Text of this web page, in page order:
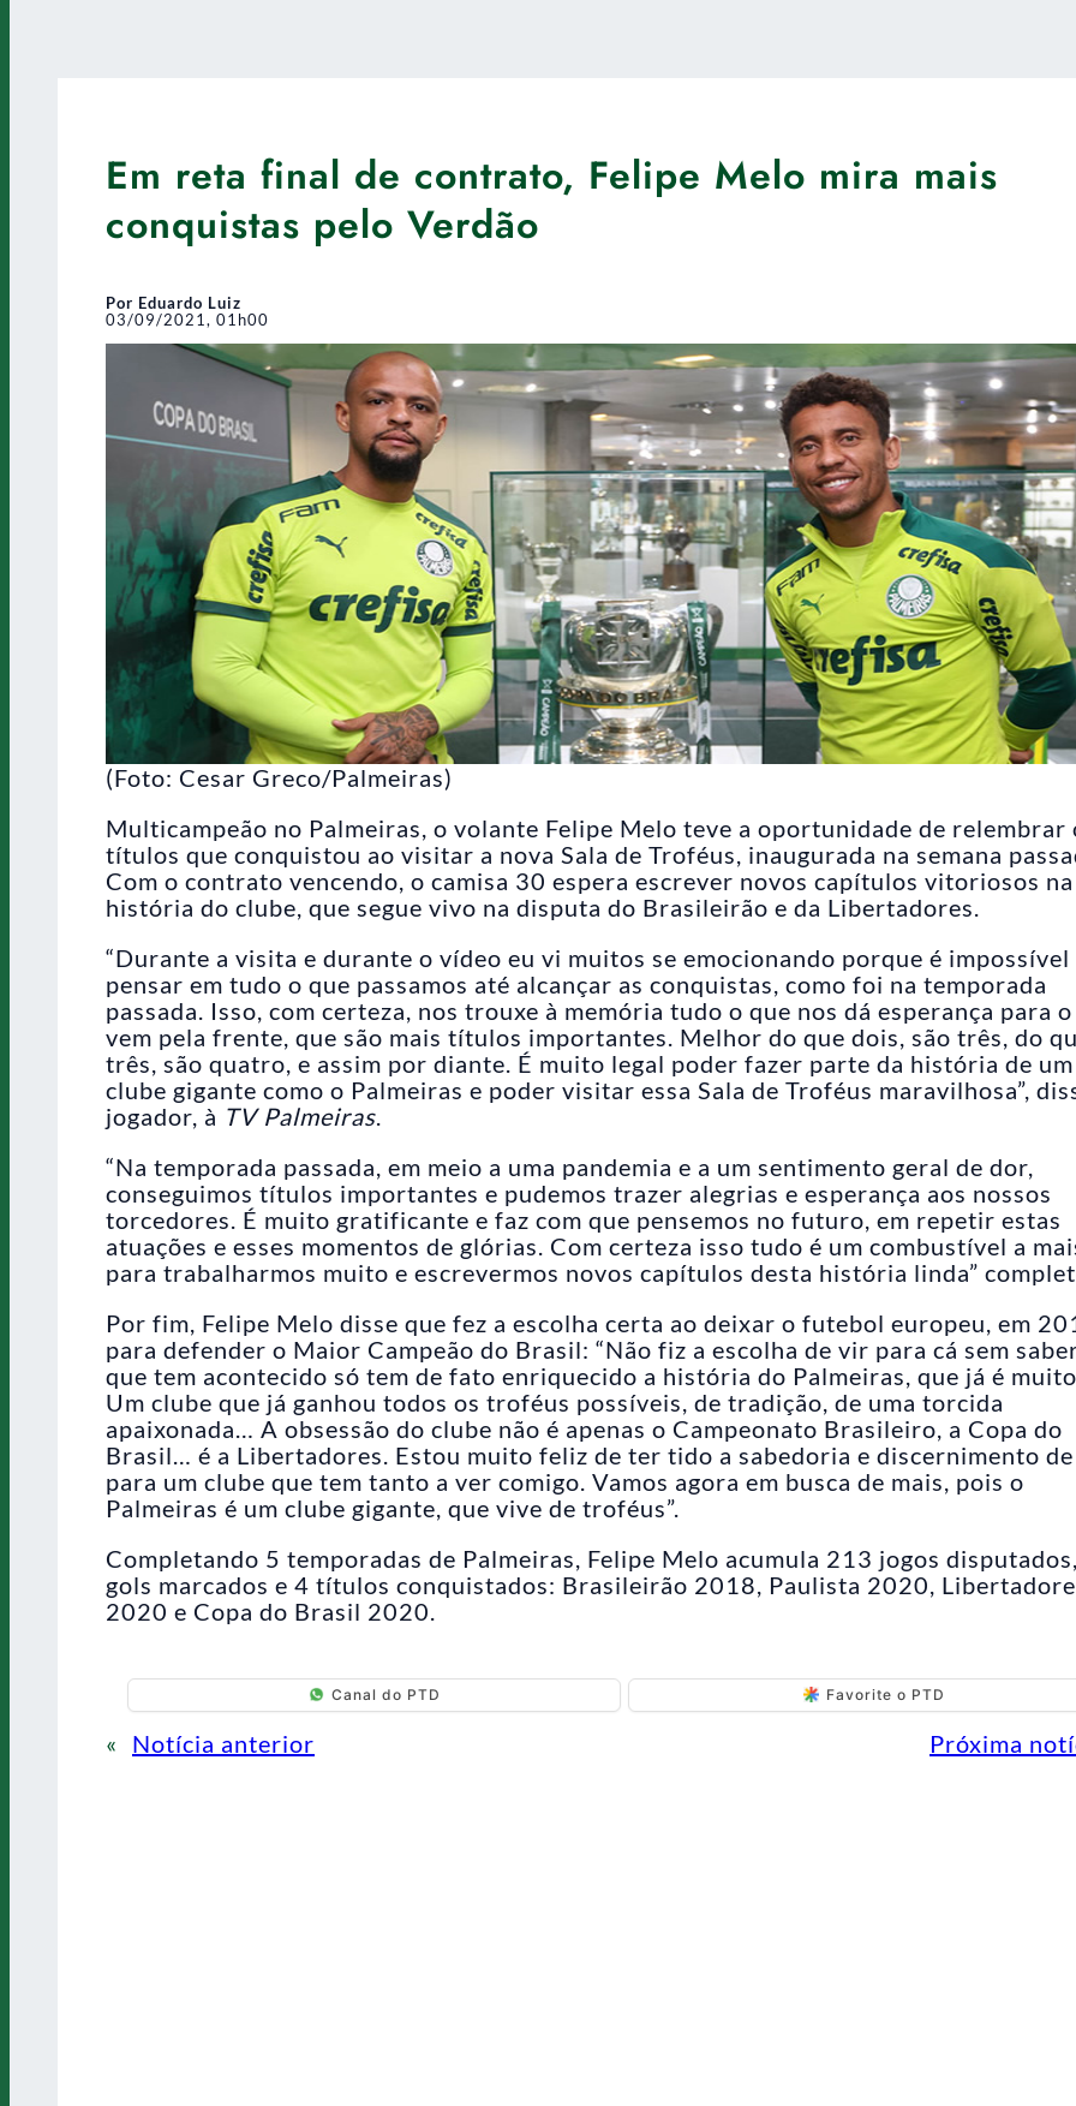
Em reta final de contrato, Felipe Melo mira mais
conquistas pelo Verdão
Por Eduardo Luiz
03/09/2021, 01h00
(Foto: Cesar Greco/Palmeiras)
Multicampeão no Palmeiras, o volante Felipe Melo teve a oportunidade de relembrar
títulos que conquistou ao visitar a nova Sala de Troféus, inaugurada na semana
Com o contrato vencendo, o camisa 30 espera escrever novos capítulos vitoriosos na
história do clube, que segue vivo na disputa do Brasileirão e da Libertadores.
“Durante a visita e durante o vídeo eu vi muitos se emocionando porque é impossível
pensar em tudo o que passamos até alcançar as conquistas, como foi na temporada
passada. Isso, com certeza, nos trouxe à memória tudo o que nos dá esperança para
vem pela frente, que são mais títulos importantes. Melhor do que dois, são três, do
três, são quatro, e assim por diante. É muito legal poder fazer parte da história de um
clube gigante como o Palmeiras e poder visitar essa Sala de Troféus maravilhosa”,
jogador, à TV Palmeiras.
“Na temporada passada, em meio a uma pandemia e a um sentimento geral de dor,
conseguimos títulos importantes e pudemos trazer alegrias e esperança aos nossos
torcedores. É muito gratificante e faz com que pensemos no futuro, em repetir estas
atuações e esses momentos de glórias. Com certeza isso tudo é um combustível a
para trabalharmos muito e escrevermos novos capítulos desta história linda”
Por fim, Felipe Melo disse que fez a escolha certa ao deixar o futebol europeu, em
para defender o Maior Campeão do Brasil: “Não fiz a escolha de vir para cá sem
que tem acontecido só tem de fato enriquecido a história do Palmeiras, que já é
Um clube que já ganhou todos os troféus possíveis, de tradição, de uma torcida
apaixonada… A obsessão do clube não é apenas o Campeonato Brasileiro, a Copa do
Brasil… é a Libertadores. Estou muito feliz de ter tido a sabedoria e discernimento
para um clube que tem tanto a ver comigo. Vamos agora em busca de mais, pois o
Palmeiras é um clube gigante, que vive de troféus”.
Completando 5 temporadas de Palmeiras, Felipe Melo acumula 213 jogos
gols marcados e 4 títulos conquistados: Brasileirão 2018, Paulista 2020,
2020 e Copa do Brasil 2020.
Canal do PTD Favorite o PTD
« Notícia anterior Próxima